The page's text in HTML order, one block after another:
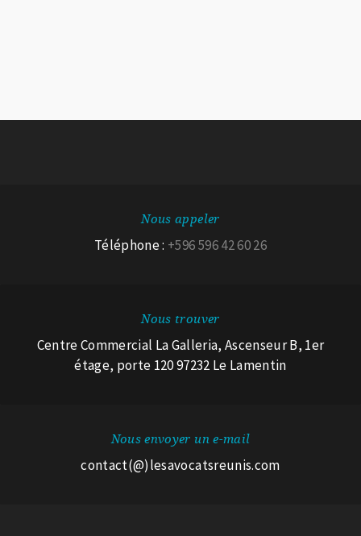
Nous appeler
Téléphone : +596 596 42 60 26
Nous trouver
Centre Commercial La Galleria, Ascenseur B, 1er
étage, porte 120 97232 Le Lamentin
Nous envoyer un e-mail
contact(@)lesavocatsreunis.com